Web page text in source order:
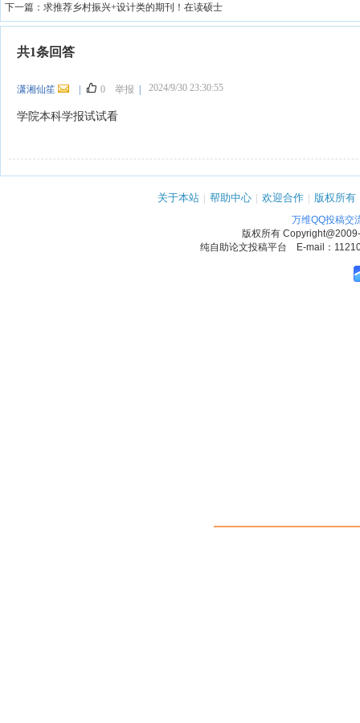
下一篇： 求推荐乡村振兴+设计类的期刊！在读硕士
共1条回答
潇湘仙笙 0 举报 2024/9/30 23:30:55
学院本科学报试试看
关于本站 | 帮助中心 | 欢迎合作 | 版权所有
万维QQ投稿交
版权所有
纯自助论文投稿平台 E-mail：